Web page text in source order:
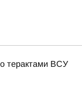
терактами ВСУ